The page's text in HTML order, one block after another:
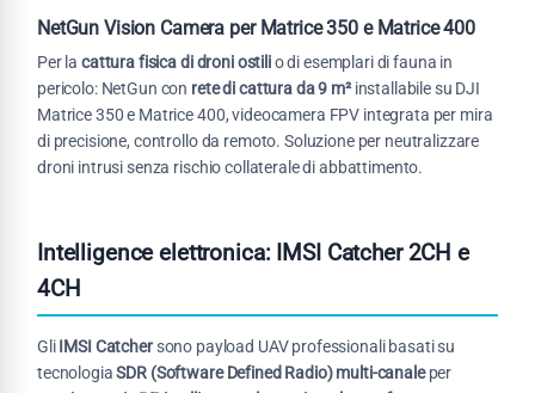
NetGun Vision Camera per Matrice 350 e Matrice 400
Per lacattura fisica di droni ostilio di esemplari di fauna in
pericolo: NetGun con rete di cattura da 9 m²installabile su DJI
Matrice 350 e Matrice 400, videocamera FPV integrata per mira
di precisione, controllo da remoto. Soluzione per neutralizzare
droni intrusi senza rischio collaterale di abbattimento.
Intelligence elettronica: IMSI Catcher 2CH e
4CH
GliIMSI Catchersono payload UAV professionali basati su
tecnologiaSDR (Software Defined Radio) multi-canaleper